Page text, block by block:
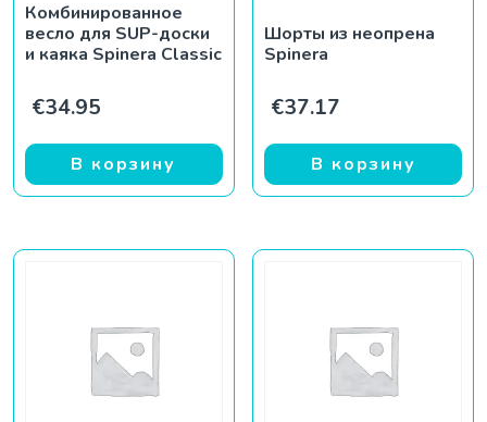
Комбинированное
весло для SUP-доски
и каяка Spinera Classic
€34.95
В корзину
Шорты из неопрена
Spinera
€37.17
В корзину